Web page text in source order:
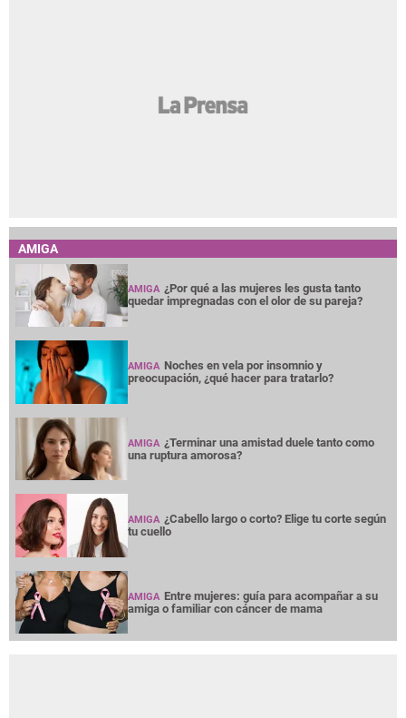
AMIGA
AMIGA ¿Por qué a las mujeres les gusta tanto
quedar impregnadas con el olor de su pareja?
AMIGA Noches en vela por insomnio y
preocupación, ¿qué hacer para tratarlo?
AMIGA ¿Terminar una amistad duele tanto como
una ruptura amorosa?
AMIGA ¿Cabello largo o corto? Elige tu corte según
tu cuello
AMIGA Entre mujeres: guía para acompañar a su
amiga o familiar con cáncer de mama